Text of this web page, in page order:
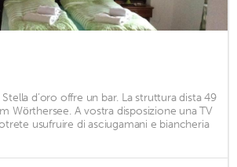
d’oro offre un bar. La struttura dista 49
Wörthersee. A vostra disposizione una TV
usufruire di asciugamani e biancheria